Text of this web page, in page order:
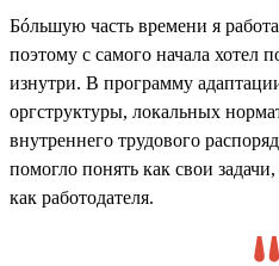
Бóльшую часть времени я
поэтому с самого начала хотел
изнутри. В программу
оргструктуры, локальных
внутреннего трудового
помогло понять как свои
как работодателя.